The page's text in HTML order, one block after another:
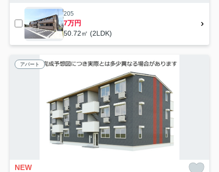
205
7万円
50.72㎡ (2LDK)
アパート
NEW